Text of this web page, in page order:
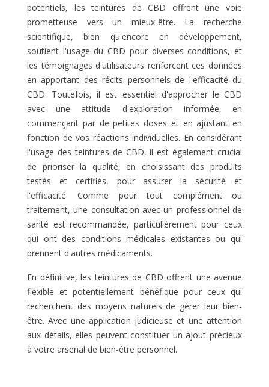
potentiels, les teintures de CBD offrent une voie
prometteuse vers un mieux-être. La recherche
scientifique, bien qu'encore en développement,
soutient l'usage du CBD pour diverses conditions, et
les témoignages d'utilisateurs renforcent ces données
en apportant des récits personnels de l'efficacité du
CBD. Toutefois, il est essentiel d'approcher le CBD
avec une attitude d'exploration informée, en
commençant par de petites doses et en ajustant en
fonction de vos réactions individuelles. En considérant
l'usage des teintures de CBD, il est également crucial
de prioriser la qualité, en choisissant des produits
testés et certifiés, pour assurer la sécurité et
l'efficacité. Comme pour tout complément ou
traitement, une consultation avec un professionnel de
santé est recommandée, particulièrement pour ceux
qui ont des conditions médicales existantes ou qui
prennent d'autres médicaments.
En définitive, les teintures de CBD offrent une avenue
flexible et potentiellement bénéfique pour ceux qui
recherchent des moyens naturels de gérer leur bien-
être. Avec une application judicieuse et une attention
aux détails, elles peuvent constituer un ajout précieux
à votre arsenal de bien-être personnel.